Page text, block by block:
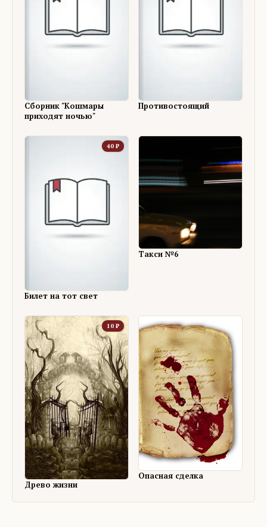
Сборник "Кошмары
приходят ночью"
Противостоящий
40 ₽
Билет на тот свет
Такси №6
10 ₽
Древо жизни
Опасная сделка